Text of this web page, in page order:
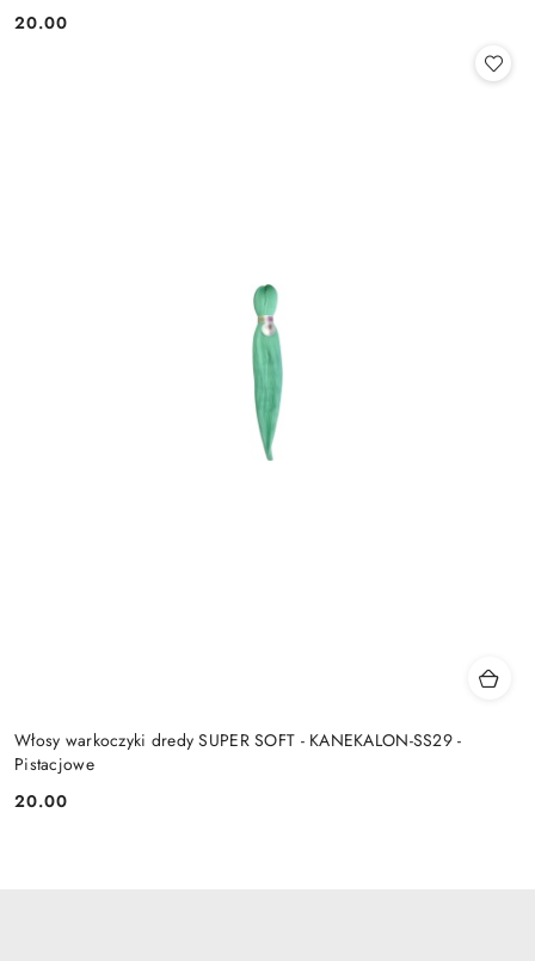
Cena:
20.00
Włosy warkoczyki dredy SUPER SOFT - KANEKALON-SS29 -
Pistacjowe
Cena:
20.00